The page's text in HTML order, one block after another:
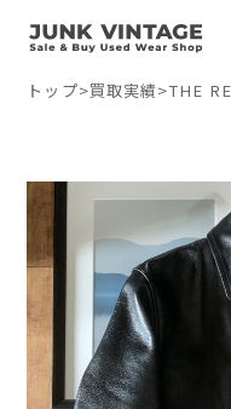
トップ>買取実績>THE